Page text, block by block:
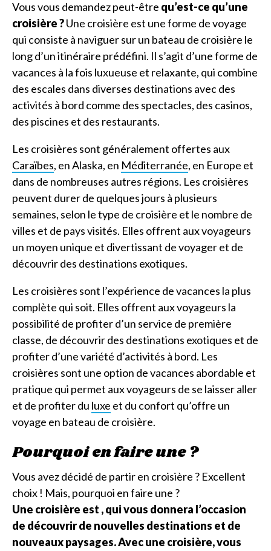
Vous vous demandez peut-être qu’est-ce qu’une
croisière ?Une croisière est une forme de voyage
qui consiste à naviguer sur un bateau de croisière le
long d’un itinéraire prédéfini. Il s’agit d’une forme de
vacances à la fois luxueuse et relaxante, qui combine
des escales dans diverses destinations avec des
activités à bord comme des spectacles, des casinos,
des piscines et des restaurants.
Les croisières sont généralement offertes aux
Caraïbes, en Alaska, en Méditerranée, en Europe et
dans de nombreuses autres régions. Les croisières
peuvent durer de quelques jours à plusieurs
semaines, selon le type de croisière et le nombre de
villes et de pays visités. Elles offrent aux voyageurs
un moyen unique et divertissant de voyager et de
découvrir des destinations exotiques.
Les croisières sont l’expérience de vacances la plus
complète qui soit. Elles offrent aux voyageurs la
possibilité de profiter d’un service de première
classe, de découvrir des destinations exotiques et de
profiter d’une variété d’activités à bord. Les
croisières sont une option de vacances abordable et
pratique qui permet aux voyageurs de se laisser aller
et de profiter du luxe et du confort qu’offre un
voyage en bateau de croisière.
Pourquoi en faire une ?
Vous avez décidé de partir en croisière ? Excellent
choix ! Mais, pourquoi en faire une ?
Une croisière est , qui vous donnera l’occasion
de découvrir de nouvelles destinations et de
nouveaux paysages. Avec une croisière, vous